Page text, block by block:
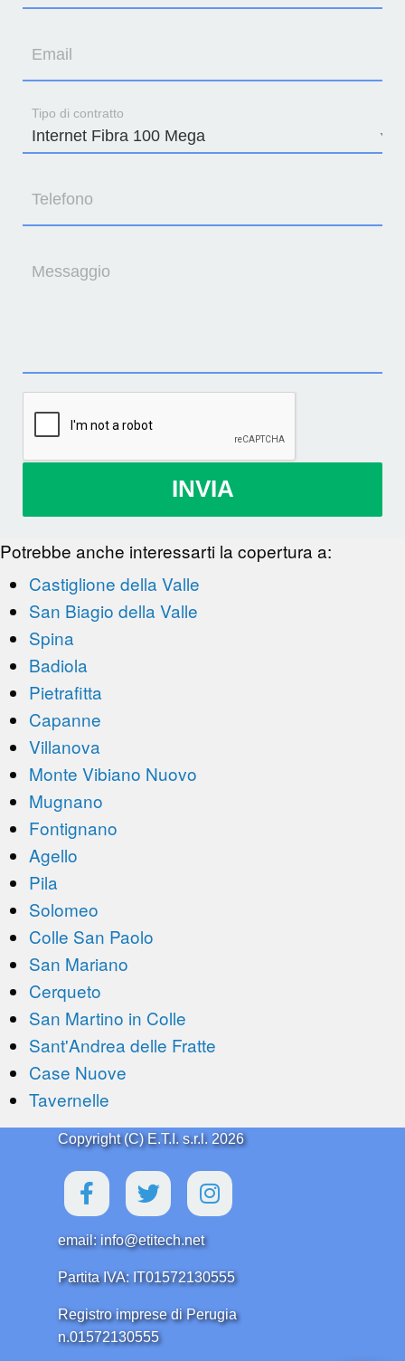
Email
Tipo di contratto
Telefono
Messaggio
INVIA
Potrebbe anche interessarti la copertura a:
Castiglione della Valle
San Biagio della Valle
Spina
Badiola
Pietrafitta
Capanne
Villanova
Monte Vibiano Nuovo
Mugnano
Fontignano
Agello
Pila
Solomeo
Colle San Paolo
San Mariano
Cerqueto
San Martino in Colle
Sant'Andrea delle Fratte
Case Nuove
Tavernelle
Copyright (C) E.T.I. s.r.l. 2026
email: info@etitech.net
Partita IVA: IT01572130555
Registro imprese di Perugia
n.01572130555